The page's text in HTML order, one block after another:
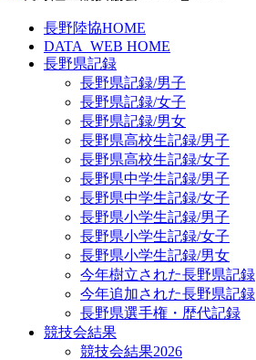
長野陸協HOME
DATA_WEB HOME
長野県記録
長野県記録/男子
長野県記録/女子
長野県記録/男女
長野県高校生記録/男子
長野県高校生記録/女子
長野県中学生記録/男子
長野県中学生記録/女子
長野県小学生記録/男子
長野県小学生記録/女子
長野県小学生記録/男女
今年樹立された長野県記録
今年追加された長野県記録
長野県選手権・歴代記録
競技会結果
競技会結果2026